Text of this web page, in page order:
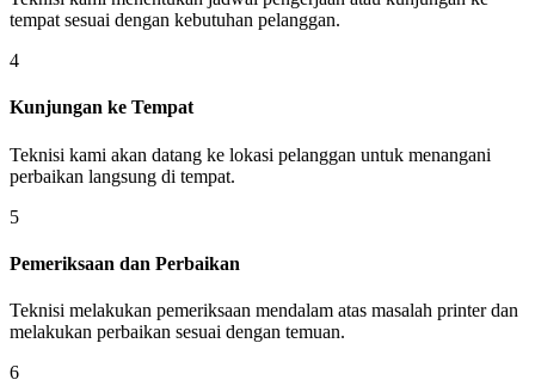
tempat sesuai dengan kebutuhan pelanggan.
4
Kunjungan ke Tempat
Teknisi kami akan datang ke lokasi pelanggan untuk menangani
perbaikan langsung di tempat.
5
Pemeriksaan dan Perbaikan
Teknisi melakukan pemeriksaan mendalam atas masalah printer dan
melakukan perbaikan sesuai dengan temuan.
6